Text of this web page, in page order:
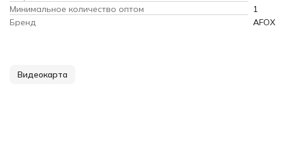
Минимальное количество оптом
1
Бренд
AFOX
Видеокарта